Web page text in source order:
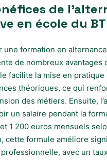
de
en école du
une formation en
de nombreux avantages
facilite la mise en
théoriques, ce qui
des métiers. Ensuite,
un salaire pendant la
1 200 euros mensuels
cette formule améliore
avec un